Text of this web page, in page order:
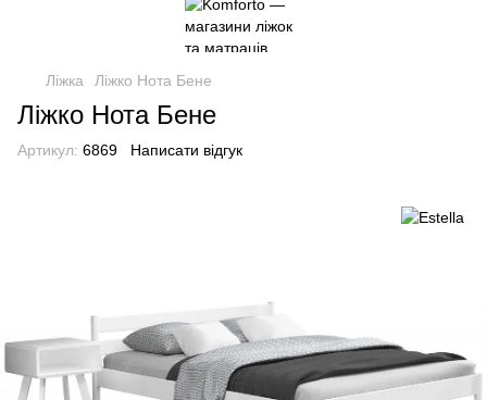
Ліжка Ліжко Нота Бене
Ліжко Нота Бене
Артикул: 6869 Написати відгук